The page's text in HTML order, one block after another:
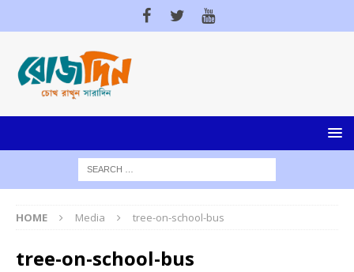
HOME Media tree-on-school-bus
tree-on-school-bus